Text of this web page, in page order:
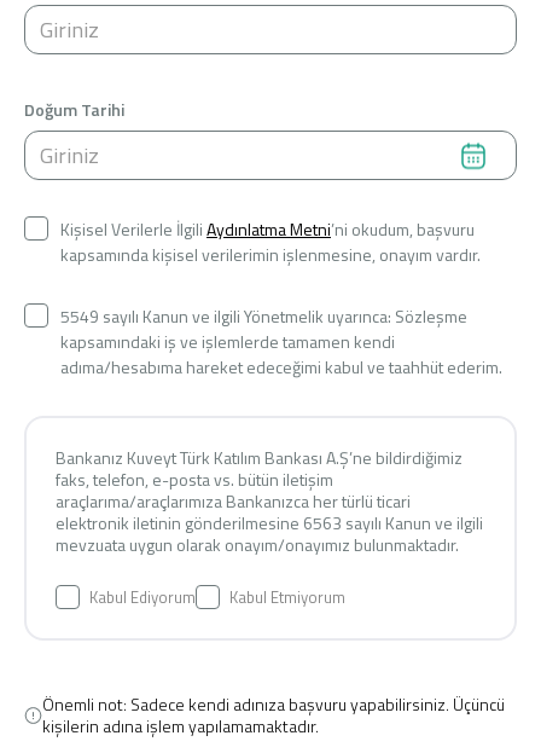
Doğum Tarihi
Kişisel Verilerle İlgiliAydınlatma Metni’ni okudum, başvuru
kapsamında kişisel verilerimin işlenmesine, onayım vardır.
5549 sayılı Kanun ve ilgili Yönetmelik uyarınca: Sözleşme
kapsamındaki iş ve işlemlerde tamamen kendi
adıma/hesabıma hareket edeceğimi kabul ve taahhüt ederim.
Bankanız Kuveyt Türk Katılım Bankası A.Ş’ne bildirdiğimiz
faks, telefon, e-posta vs. bütün iletişim
araçlarıma/araçlarımıza Bankanızca her türlü ticari
elektronik iletinin gönderilmesine 6563 sayılı Kanun ve ilgili
mevzuata uygun olarak onayım/onayımız bulunmaktadır.
Kabul Ediyorum Kabul Etmiyorum
Önemli not: Sadece kendi adınıza başvuru yapabilirsiniz. Üçüncü
kişilerin adına işlem yapılamamaktadır.